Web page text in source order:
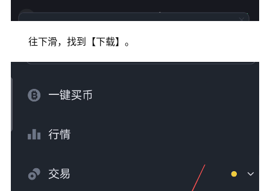
往下滑，找到【下载】。